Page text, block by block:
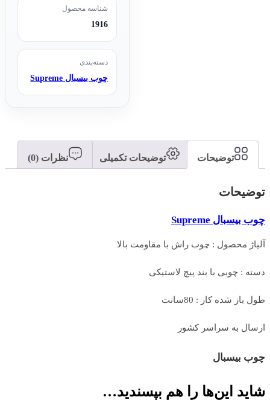
شناسه محصول
1916
دسته‌بندی
چوب بیسبال Supreme
توضیحات توضیحات تکمیلی نظرات (0)
توضیحات
چوب بیسبال Supreme
آلیاژ محصول : چوب راش با مقاومت بالا
دسته : چوبی با بند پیچ لاستیکی
طول باز شده کار : 80سانت
ارسال به سراسر کشور
چوب بیسبال
شاید این‌ها را هم بپسندید…